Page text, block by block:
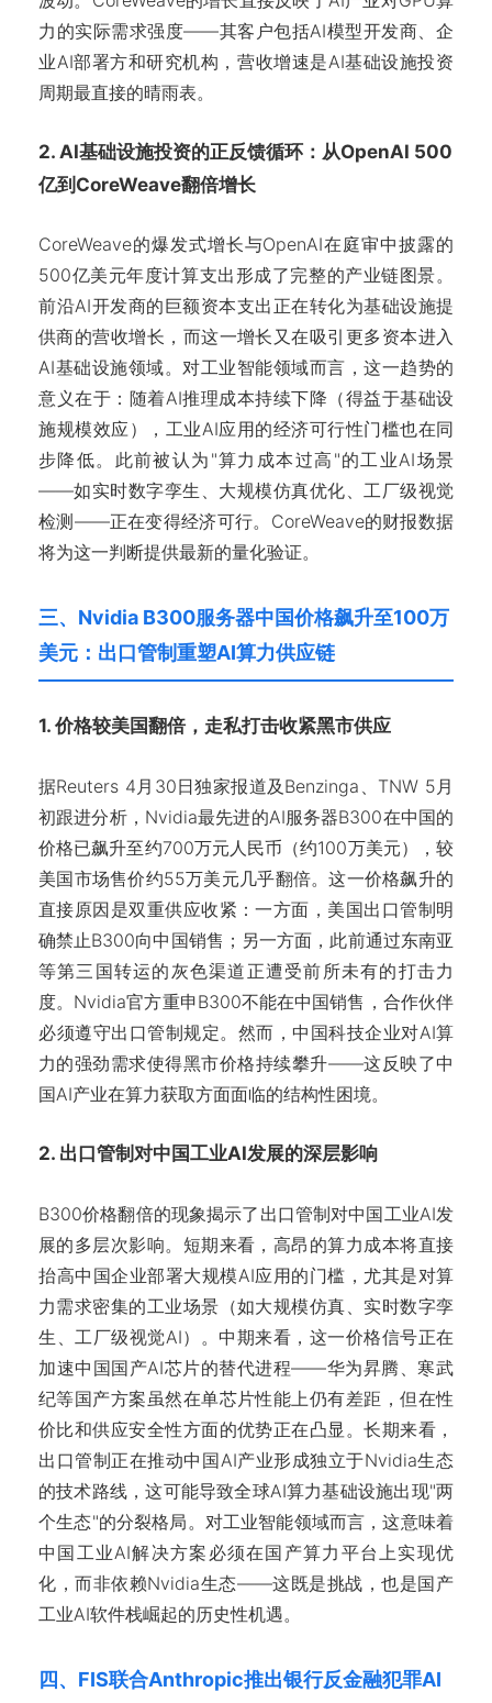
力的实际需求强度——其客户包括AI模型开发商、企
业AI部署方和研究机构，营收增速是AI基础设施投资
周期最直接的晴雨表。
2. AI基础设施投资的正反馈循环：从OpenAI 500
亿到CoreWeave翻倍增长
CoreWeave的爆发式增长与OpenAI在庭审中披露的
500亿美元年度计算支出形成了完整的产业链图景。
前沿AI开发商的巨额资本支出正在转化为基础设施提
供商的营收增长，而这一增长又在吸引更多资本进入
AI基础设施领域。对工业智能领域而言，这一趋势的
意义在于：随着AI推理成本持续下降（得益于基础设
施规模效应），工业AI应用的经济可行性门槛也在同
步降低。此前被认为"算力成本过高"的工业AI场景
——如实时数字孪生、大规模仿真优化、工厂级视觉
检测——正在变得经济可行。CoreWeave的财报数据
将为这一判断提供最新的量化验证。
三、Nvidia B300服务器中国价格飙升至100万
美元：出口管制重塑AI算力供应链
1. 价格较美国翻倍，走私打击收紧黑市供应
据Reuters 4月30日独家报道及Benzinga、TNW 5月
初跟进分析，Nvidia最先进的AI服务器B300在中国的
价格已飙升至约700万元人民币（约100万美元），较
美国市场售价约55万美元几乎翻倍。这一价格飙升的
直接原因是双重供应收紧：一方面，美国出口管制明
确禁止B300向中国销售；另一方面，此前通过东南亚
等第三国转运的灰色渠道正遭受前所未有的打击力
度。Nvidia官方重申B300不能在中国销售，合作伙伴
必须遵守出口管制规定。然而，中国科技企业对AI算
力的强劲需求使得黑市价格持续攀升——这反映了中
国AI产业在算力获取方面面临的结构性困境。
2. 出口管制对中国工业AI发展的深层影响
B300价格翻倍的现象揭示了出口管制对中国工业AI发
展的多层次影响。短期来看，高昂的算力成本将直接
抬高中国企业部署大规模AI应用的门槛，尤其是对算
力需求密集的工业场景（如大规模仿真、实时数字孪
生、工厂级视觉AI）。中期来看，这一价格信号正在
加速中国国产AI芯片的替代进程——华为昇腾、寒武
纪等国产方案虽然在单芯片性能上仍有差距，但在性
价比和供应安全性方面的优势正在凸显。长期来看，
出口管制正在推动中国AI产业形成独立于Nvidia生态
的技术路线，这可能导致全球AI算力基础设施出现"两
个生态"的分裂格局。对工业智能领域而言，这意味着
中国工业AI解决方案必须在国产算力平台上实现优
化，而非依赖Nvidia生态——这既是挑战，也是国产
工业AI软件栈崛起的历史性机遇。
四、FIS联合Anthropic推出银行反金融犯罪AI